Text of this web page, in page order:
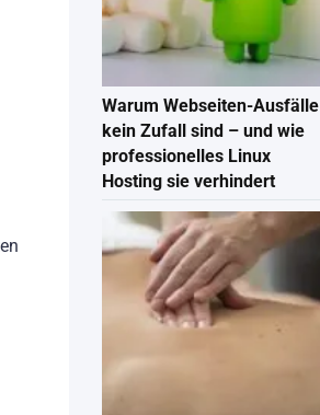
Warum Webseiten-Ausfälle
kein Zufall sind – und wie
professionelles Linux
Hosting sie verhindert